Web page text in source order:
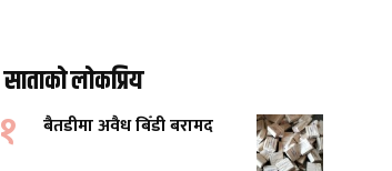
साताको लोकप्रिय
१ बैतडीमा अवैध बिँडी बरामद